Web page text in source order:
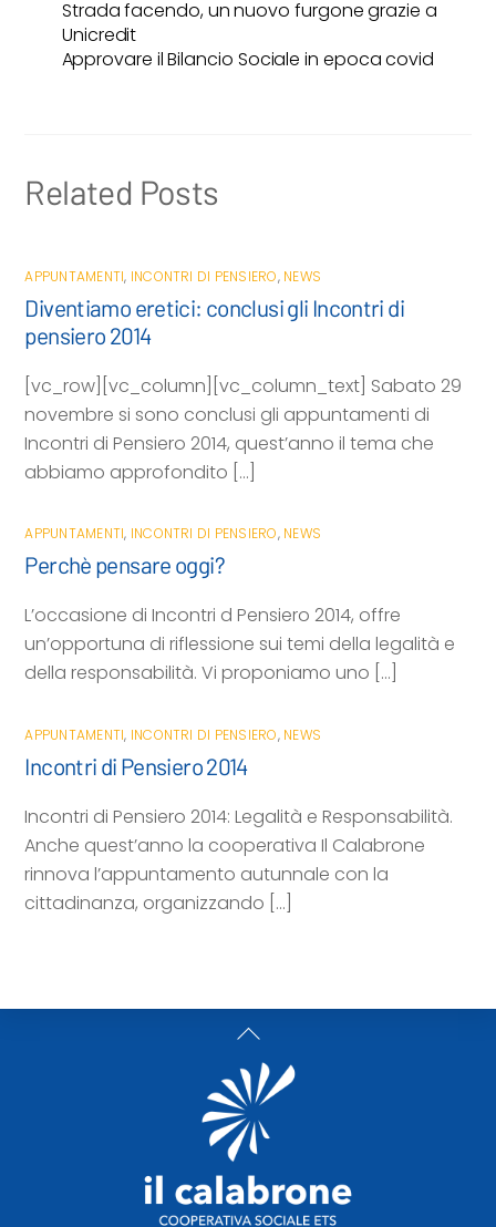
b
o
t
e
s
A
l
i
Strada facendo, un nuovo furgone grazie a
Unicredit
Approvare il Bilancio Sociale in epoca covid
Related Posts
APPUNTAMENTI, INCONTRI DI PENSIERO, NEWS
Diventiamo eretici: conclusi gli Incontri di
pensiero 2014
[vc_row][vc_column][vc_column_text] Sabato 29
novembre si sono conclusi gli appuntamenti di
Incontri di Pensiero 2014, quest’anno il tema che
abbiamo approfondito […]
APPUNTAMENTI, INCONTRI DI PENSIERO, NEWS
Perchè pensare oggi?
L’occasione di Incontri d Pensiero 2014, offre
un’opportuna di riflessione sui temi della legalità e
della responsabilità. Vi proponiamo uno […]
APPUNTAMENTI, INCONTRI DI PENSIERO, NEWS
Incontri di Pensiero 2014
Incontri di Pensiero 2014: Legalità e Responsabilità.
Anche quest’anno la cooperativa Il Calabrone
rinnova l’appuntamento autunnale con la
cittadinanza, organizzando […]
Back
To
Top